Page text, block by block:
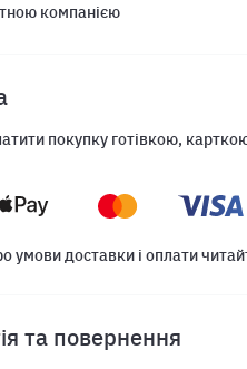
компанією
покупку готівкою,
умови доставки і оплати
та повернення